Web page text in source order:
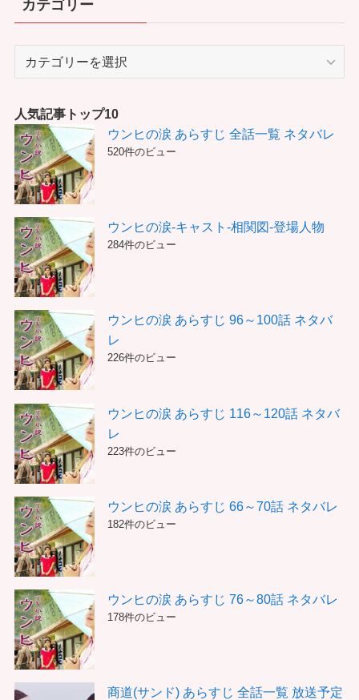
カテゴリー
リ
ー
人気記事トップ10
ウンヒの涙 あらすじ 全話一覧 ネタバレ
520件のビュー
ウンヒの涙-キャスト-相関図-登場人物
284件のビュー
ウンヒの涙 あらすじ 96～100話 ネタバ
レ
226件のビュー
ウンヒの涙 あらすじ 116～120話 ネタバ
レ
223件のビュー
ウンヒの涙 あらすじ 66～70話 ネタバレ
182件のビュー
ウンヒの涙 あらすじ 76～80話 ネタバレ
178件のビュー
商道(サンド) あらすじ 全話一覧 放送予定